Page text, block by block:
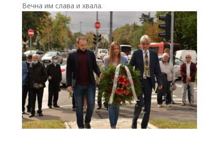
Вечна им слава и хвала.